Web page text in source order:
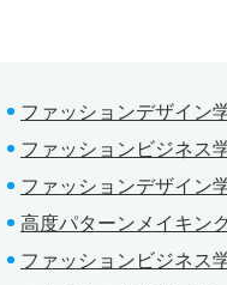
ファッションデザイン
ファッションビジネス
ファッションデザイン
高度パターンメイキン
ファッションビジネス